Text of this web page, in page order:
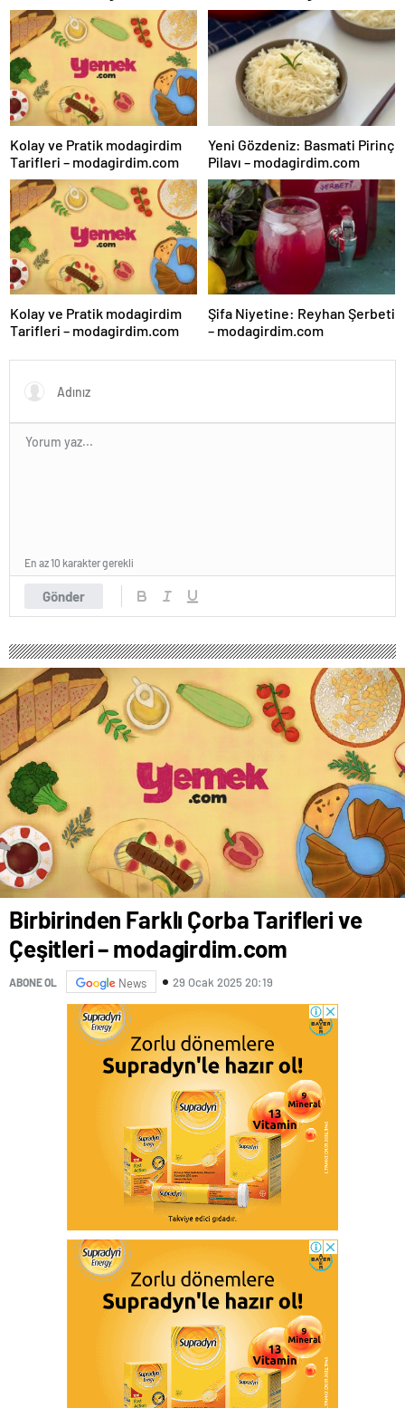
Kolay ve Pratik modagirdim
Tarifleri – modagirdim.com
Yeni Gözdeniz: Basmati Pirinç
Pilavı – modagirdim.com
Kolay ve Pratik modagirdim
Tarifleri – modagirdim.com
Şifa Niyetine: Reyhan Şerbeti
– modagirdim.com
Gönder
En az 10 karakter gerekli
Birbirinden Farklı Çorba Tarifleri ve
Çeşitleri – modagirdim.com
ABONE OL News 29 Ocak 2025 20:19